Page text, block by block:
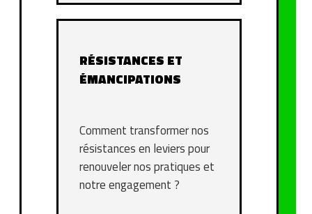
RÉSISTANCES ET
ÉMANCIPATIONS
Comment transformer nos
résistances en leviers pour
renouveler nos pratiques et
notre engagement ?